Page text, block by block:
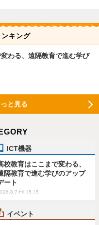
キング
わる、遠隔教育で進む学び
と見る
ICT機器
校教育はここまで変わる、
隔教育で進む学びのアップ
ート
Fri 15:15
イベント